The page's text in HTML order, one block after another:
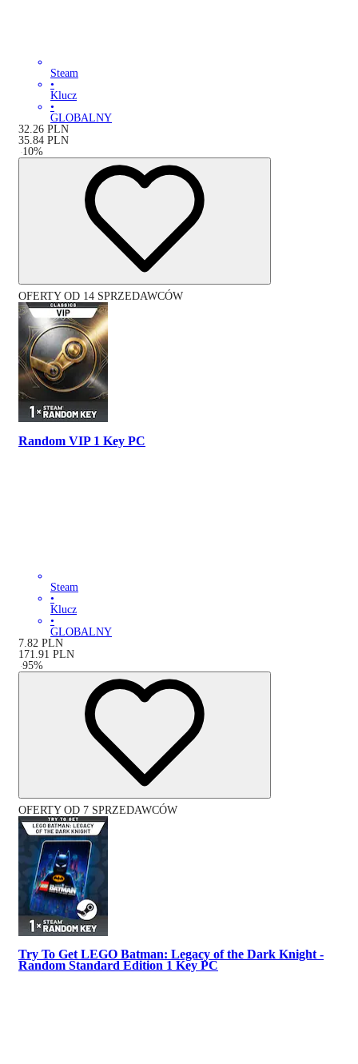
Steam
•
Klucz
•
GLOBALNY
32.26 PLN
35.84 PLN
-10%
OFERTY OD 14 SPRZEDAWCÓW
Random VIP 1 Key PC
Steam
•
Klucz
•
GLOBALNY
7.82 PLN
171.91 PLN
-95%
OFERTY OD 7 SPRZEDAWCÓW
Try To Get LEGO Batman: Legacy of the Dark Knight -
Random Standard Edition 1 Key PC